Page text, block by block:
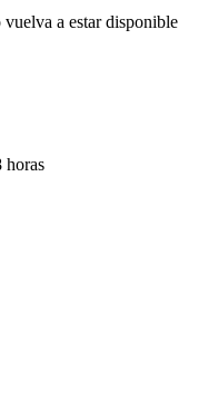
vuelva a estar disponible
horas